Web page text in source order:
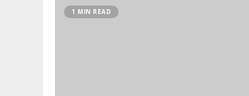
1 MIN READ